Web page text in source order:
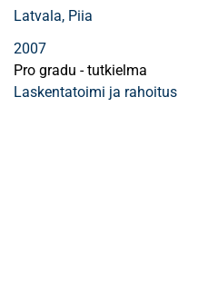
Latvala, Piia
2007
Pro gradu - tutkielma
Laskentatoimi ja rahoitus